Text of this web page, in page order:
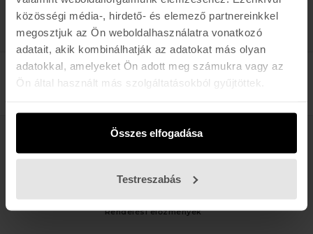
közösségi média-, hirdető- és elemező partnereinkkel
megosztjuk az Ön weboldalhasználatra vonatkozó
adatait, akik kombinálhatják az adatokat más olyan
adatokkal, amelyeket Ön adott meg számukra vagy az
Ön által használt más szolgáltatásokból gyűjtöttek.
Összes elfogadása
Testreszabás
ÜGYFÉLSZOLGÁLAT
Kapcsolat
Rendelési előzmények